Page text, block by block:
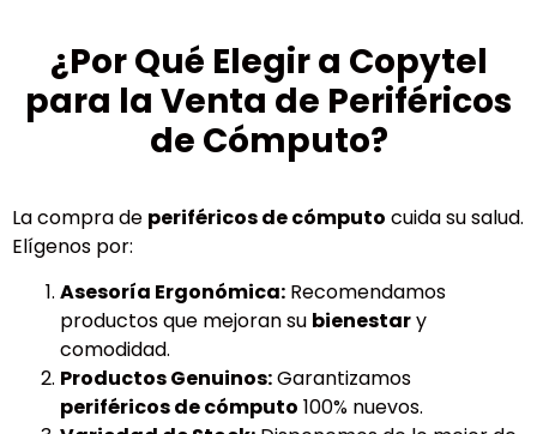
¿Por Qué Elegir a Copytel
para la Venta de Periféricos
de Cómputo?
La compra de periféricos de cómputo cuida su salud.
Elígenos por:
Asesoría Ergonómica: Recomendamos
productos que mejoran su bienestary
comodidad.
Productos Genuinos:Garantizamos
periféricos de cómputo 100% nuevos.